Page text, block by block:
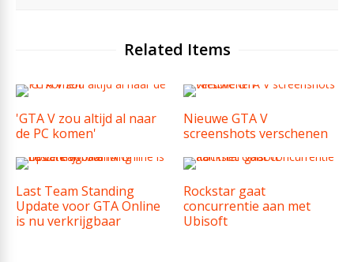
Related Items
'GTA V zou altijd al naar
de PC komen'
Nieuwe GTA V
screenshots verschenen
Last Team Standing
Update voor GTA Online
is nu verkrijgbaar
Rockstar gaat
concurrentie aan met
Ubisoft